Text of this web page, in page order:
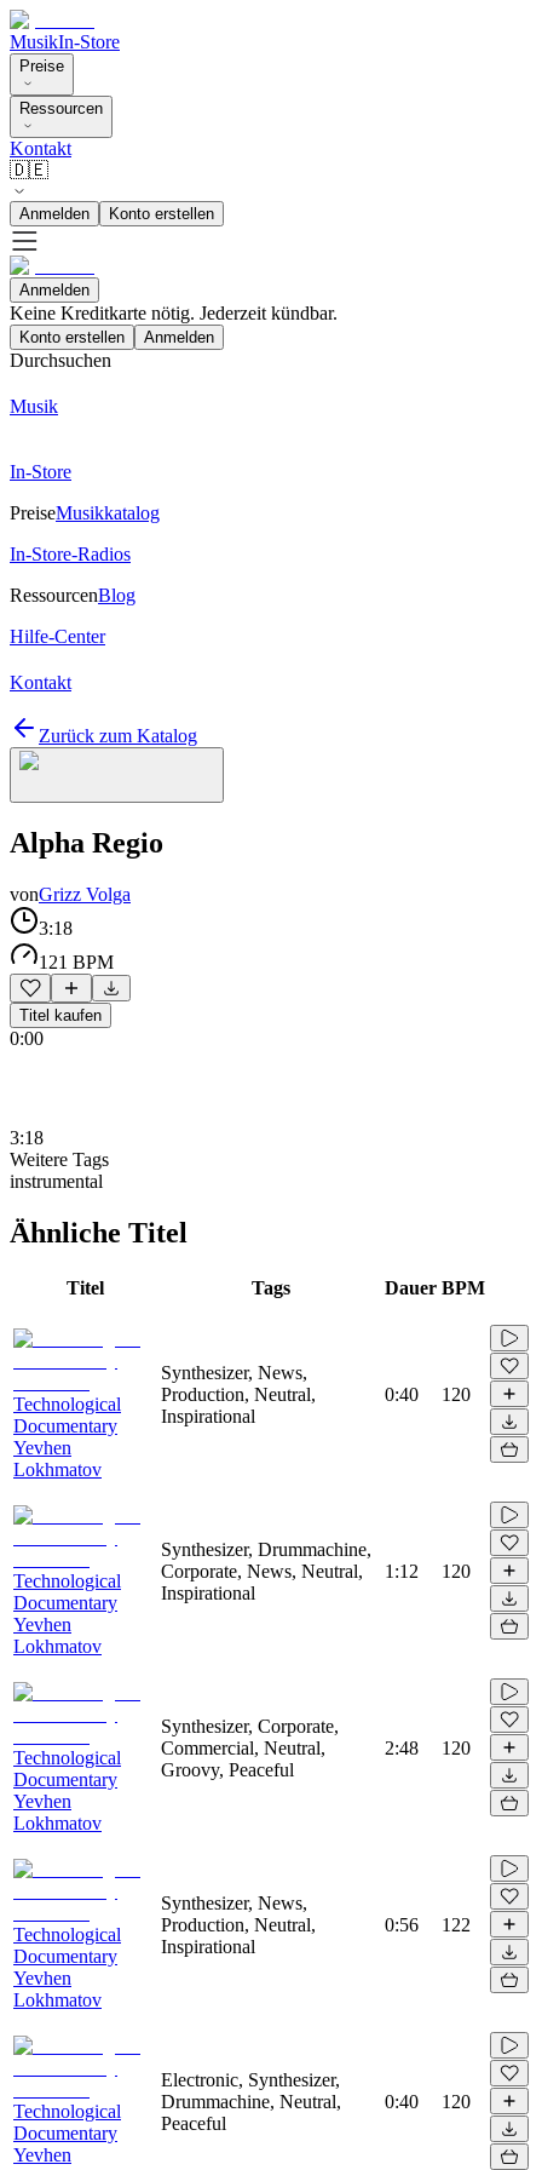
MusikIn-Store
Preise
Ressourcen
Kontakt
🇩🇪
Anmelden Konto erstellen
Anmelden
Keine Kreditkarte nötig. Jederzeit kündbar.
Konto erstellen Anmelden
Durchsuchen
Musik
In-Store
PreiseMusikkatalog
In-Store-Radios
RessourcenBlog
Hilfe-Center
Kontakt
Zurück zum Katalog
Alpha Regio
vonGrizz Volga
3:18
121 BPM
Titel kaufen
0:00
3:18
Weitere Tags
instrumental
Ähnliche Titel
Titel Tags Dauer BPM
Technological
Documentary
Yevhen
Lokhmatov
Synthesizer, News,
Production, Neutral,
Inspirational
0:40 120
Technological
Documentary
Yevhen
Lokhmatov
Synthesizer, Drummachine,
Corporate, News, Neutral,
Inspirational
1:12 120
Technological
Documentary
Yevhen
Lokhmatov
Synthesizer, Corporate,
Commercial, Neutral,
Groovy, Peaceful
2:48 120
Technological
Documentary
Yevhen
Lokhmatov
Synthesizer, News,
Production, Neutral,
Inspirational
0:56 122
Technological
Documentary
Yevhen
Electronic, Synthesizer,
Drummachine, Neutral,
Peaceful
0:40 120